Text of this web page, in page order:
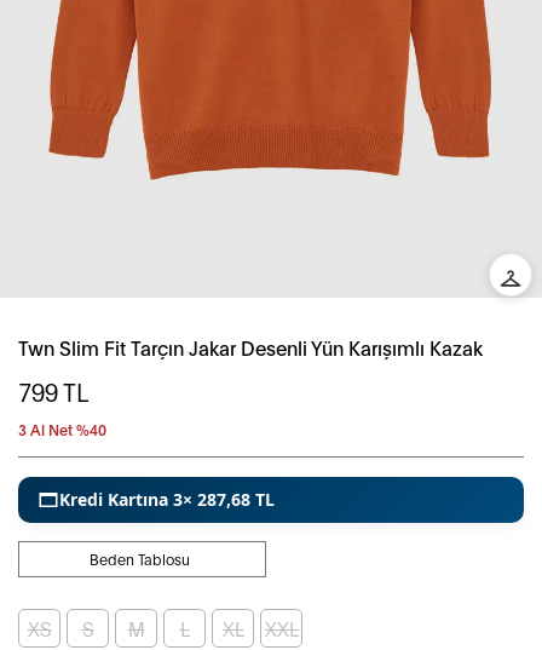
Twn Slim Fit Tarçın Jakar Desenli Yün Karışımlı Kazak
799TL
3 Al Net %40
Kredi Kartına 3× 287,68 TL
Beden Tablosu
XS S M L XL XXL